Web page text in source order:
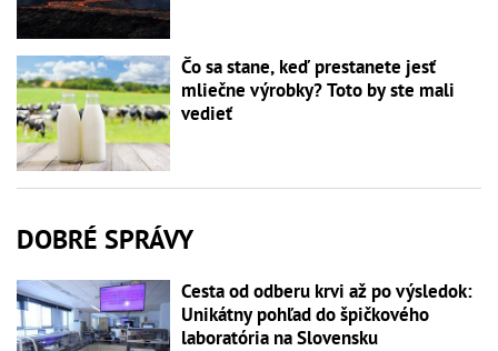
Čo sa stane, keď prestanete jesť
mliečne výrobky? Toto by ste mali
vedieť
DOBRÉ SPRÁVY
Cesta od odberu krvi až po výsledok:
Unikátny pohľad do špičkového
laboratória na Slovensku